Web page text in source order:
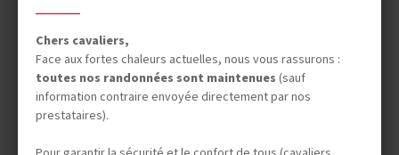
Chers cavaliers,
Face aux fortes chaleurs actuelles, nous vous rassurons :
toutes nos randonnées sont maintenues (sauf
information contraire envoyée directement par nos
prestataires).